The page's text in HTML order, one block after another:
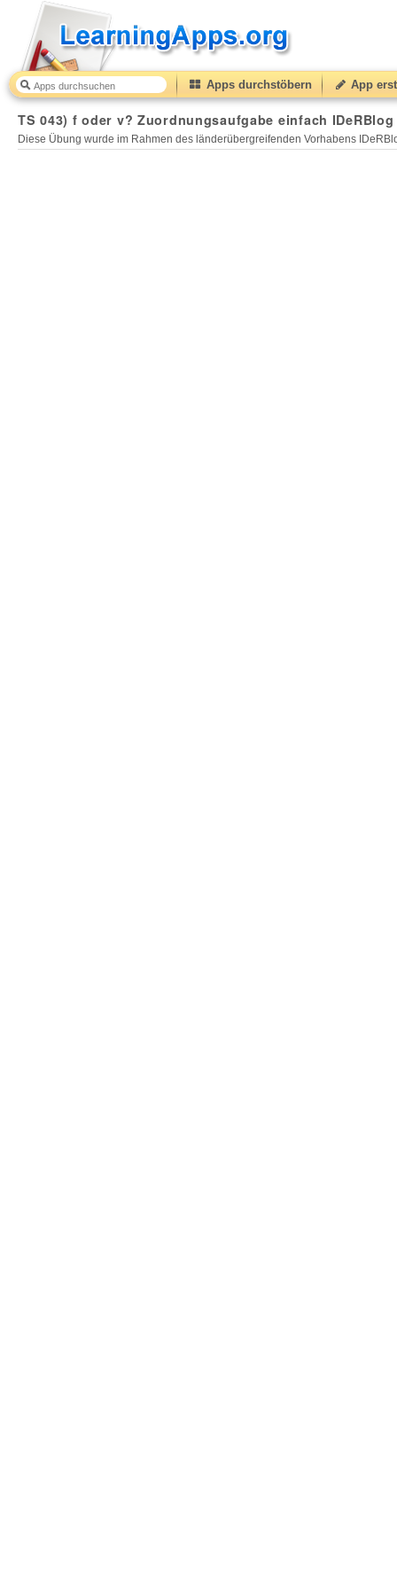
Apps durchstöbern App
TS 043) f oder v? Zuordnungsaufgabe einfach
Diese Übung wurde im Rahmen des länderübergreifenden Vorhabens